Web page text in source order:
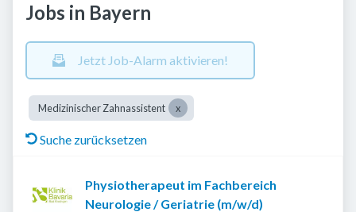
Jobs in Bayern
Jetzt Job-Alarm aktivieren!
Medizinischer Zahnassistent
Suche zurücksetzen
Physiotherapeut im Fachbereich
Neurologie / Geriatrie (m/w/d)